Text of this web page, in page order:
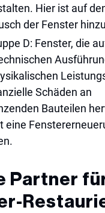
Hier ist auf
der Fenster
Schäden an
Bauteilen
eine
Partner